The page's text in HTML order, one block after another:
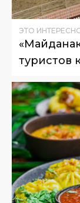
ЭТО
туристов